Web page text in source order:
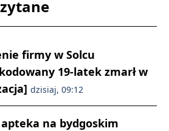
firmy w Solcu
19-latek zmarł w
dzisiaj, 09:12
apteka na bydgoskim